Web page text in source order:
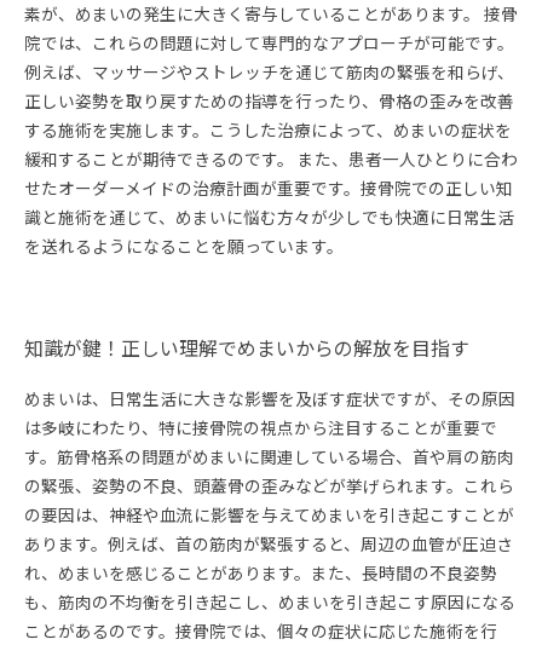
素が、めまいの発生に大きく寄与していることがあります。 接骨
院では、これらの問題に対して専門的なアプローチが可能です。
例えば、マッサージやストレッチを通じて筋肉の緊張を和らげ、
正しい姿勢を取り戻すための指導を行ったり、骨格の歪みを改善
する施術を実施します。こうした治療によって、めまいの症状を
緩和することが期待できるのです。 また、患者一人ひとりに合わ
せたオーダーメイドの治療計画が重要です。接骨院での正しい知
識と施術を通じて、めまいに悩む方々が少しでも快適に日常生活
を送れるようになることを願っています。
知識が鍵！正しい理解でめまいからの解放を目指す
めまいは、日常生活に大きな影響を及ぼす症状ですが、その原因
は多岐にわたり、特に接骨院の視点から注目することが重要で
す。筋骨格系の問題がめまいに関連している場合、首や肩の筋肉
の緊張、姿勢の不良、頭蓋骨の歪みなどが挙げられます。これら
の要因は、神経や血流に影響を与えてめまいを引き起こすことが
あります。例えば、首の筋肉が緊張すると、周辺の血管が圧迫さ
れ、めまいを感じることがあります。また、長時間の不良姿勢
も、筋肉の不均衡を引き起こし、めまいを引き起こす原因になる
ことがあるのです。接骨院では、個々の症状に応じた施術を行